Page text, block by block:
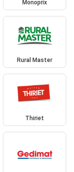
Monoprix
Rural Master
Thiriet